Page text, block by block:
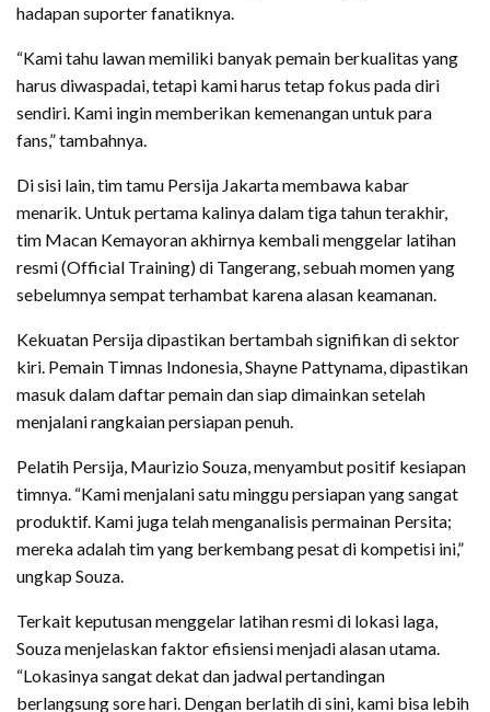
hadapan suporter fanatiknya.
“Kami tahu lawan memiliki banyak pemain berkualitas yang
harus diwaspadai, tetapi kami harus tetap fokus pada diri
sendiri. Kami ingin memberikan kemenangan untuk para
fans,” tambahnya.
Di sisi lain, tim tamu Persija Jakarta membawa kabar
menarik. Untuk pertama kalinya dalam tiga tahun terakhir,
tim Macan Kemayoran akhirnya kembali menggelar latihan
resmi (Official Training) di Tangerang, sebuah momen yang
sebelumnya sempat terhambat karena alasan keamanan.
Kekuatan Persija dipastikan bertambah signifikan di sektor
kiri. Pemain Timnas Indonesia, Shayne Pattynama, dipastikan
masuk dalam daftar pemain dan siap dimainkan setelah
menjalani rangkaian persiapan penuh.
Pelatih Persija, Maurizio Souza, menyambut positif kesiapan
timnya. “Kami menjalani satu minggu persiapan yang sangat
produktif. Kami juga telah menganalisis permainan Persita;
mereka adalah tim yang berkembang pesat di kompetisi ini,”
ungkap Souza.
Terkait keputusan menggelar latihan resmi di lokasi laga,
Souza menjelaskan faktor efisiensi menjadi alasan utama.
“Lokasinya sangat dekat dan jadwal pertandingan
berlangsung sore hari. Dengan berlatih di sini, kami bisa lebih